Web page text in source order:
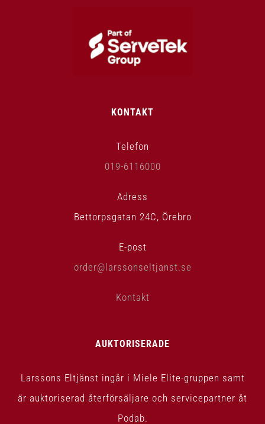
KONTAKT
Telefon
019-6116000
Adress
Bettorpsgatan 24C, Örebro
E-post
order@larssonseltjanst.se
Kontakt
AUKTORISERADE
Larssons Eltjänst ingår i Miele Elite-gruppen samt
är auktoriserad återförsäljare och servicepartner åt
Podab.